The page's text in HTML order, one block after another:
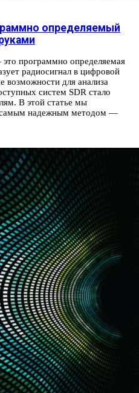
определяемый
программно определяемая
радиосигнал в цифровой
для анализа
систем SDR стало
В этой статье мы
самым надежным методом —